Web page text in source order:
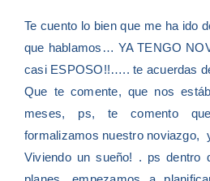
Te cuento lo bien que me ha ido
que hablamos… YA TENGO
casi ESPOSO!!….. te acuerdas
Que te comente, que nos
meses, ps, te comento
formalizamos nuestro noviazgo,
Viviendo un sueño! . ps dentro